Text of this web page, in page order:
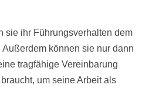
sie ihr Führungsverhalten dem
können sie nur dann
tragfähige Vereinbarung
um seine Arbeit als